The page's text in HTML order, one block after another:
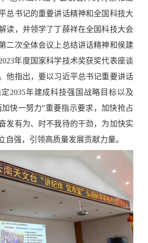
总书记的重要讲话精神和全国科技大
读，并领学了丁薛祥在全国科技大会
二次全体会议上总结讲话精神和侯建
年度国家科学技术奖获奖代表座谈
他指出，要以习近平总书记重要讲话
2035年建成科技强国战略目标以及
加快一努力”重要指示要求，加快抢占
发有为、时不我待的干劲，为加快实
自强，引领高质量发展贡献力量。